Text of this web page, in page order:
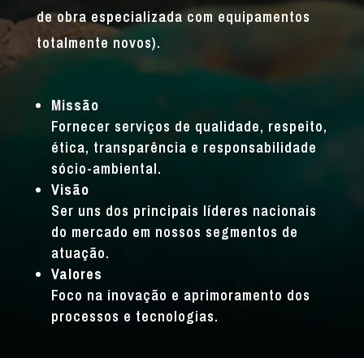
de obra especializada com equipamentos
totalmente novos).
Missão
Fornecer serviços de qualidade, respeito,
ética, transparência e responsabilidade
sócio-ambiental.
Visão
Ser uns dos principais líderes nacionais
do mercado em nossos segmentos de
atuação.
Valores
Foco na inovação e aprimoramento dos
processos e tecnologias.